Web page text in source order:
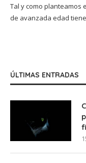
Tal y como planteamos
de avanzada edad
ÚLTIMAS ENTRADAS